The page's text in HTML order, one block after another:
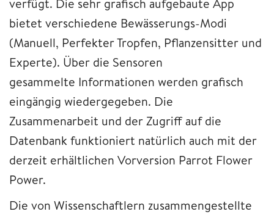
bietet verschiedene Bewässerungs-Modi
(Manuell, Perfekter Tropfen, Pflanzensitter und
Experte). Über die Sensoren
gesammelte Informationen werden grafisch
eingängig wiedergegeben. Die
Zusammenarbeit und der Zugriff auf die
Datenbank funktioniert natürlich auch mit der
derzeit erhältlichen Vorversion Parrot Flower
Power.
Die von Wissenschaftlern zusammengestellte